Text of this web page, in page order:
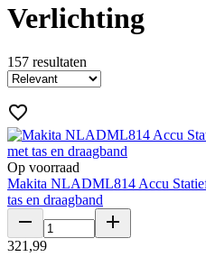
Verlichting
157 resultaten
Op voorraad
Makita NLADML814 Accu
tas en draagband
321 ,99